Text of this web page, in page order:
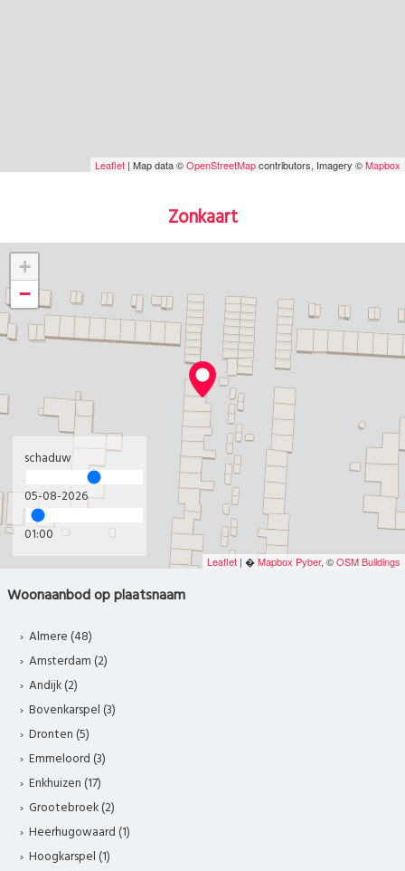
en overige gegevens zijn indicatief en dienen door koper zelf te worden
gecontroleerd. Leaflet | Map data ©OpenStreetMapcontributors, Imagery ©Mapbox
Zonkaart
+
−
Leaflet | �Mapbox Pyber, ©OSM Buildings
schaduw
05-08-2026
01:00
Woonaanbod op plaatsnaam
Almere (48)
Amsterdam (2)
Andijk (2)
Bovenkarspel (3)
Dronten (5)
Emmeloord (3)
Enkhuizen (17)
Grootebroek (2)
Heerhugowaard (1)
Hoogkarspel (1)